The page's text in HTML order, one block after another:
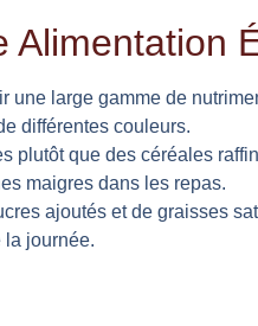
Alimentation
une large gamme de
différentes couleurs.
plutôt que des céréales
maigres dans les repas.
ajoutés et de graisses
la journée.